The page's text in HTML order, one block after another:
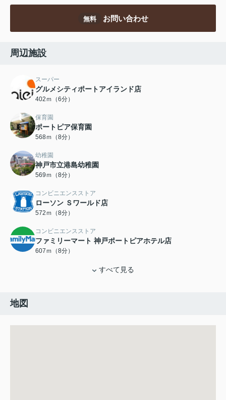
無料 お問い合わせ
周辺施設
スーパー
グルメシティポートアイランド店
402ｍ（6分）
保育園
ポートピア保育園
568ｍ（8分）
幼稚園
神戸市立港島幼稚園
569ｍ（8分）
コンビニエンスストア
ローソン Ｓワールド店
572ｍ（8分）
コンビニエンスストア
ファミリーマート 神戸ポートピアホテル店
607ｍ（8分）
すべて見る
地図